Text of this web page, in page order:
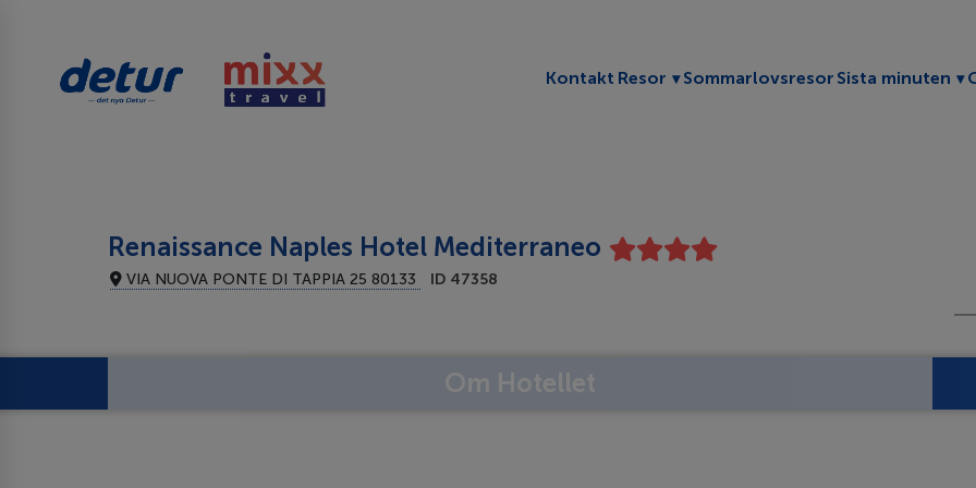
Kontakt Resor Toggle submenu
Sommarlovsresor Sista minuten
Renaissance Naples Hotel Mediterraneo
VIA NUOVA PONTE DI TAPPIA 25 80133 ID 47358